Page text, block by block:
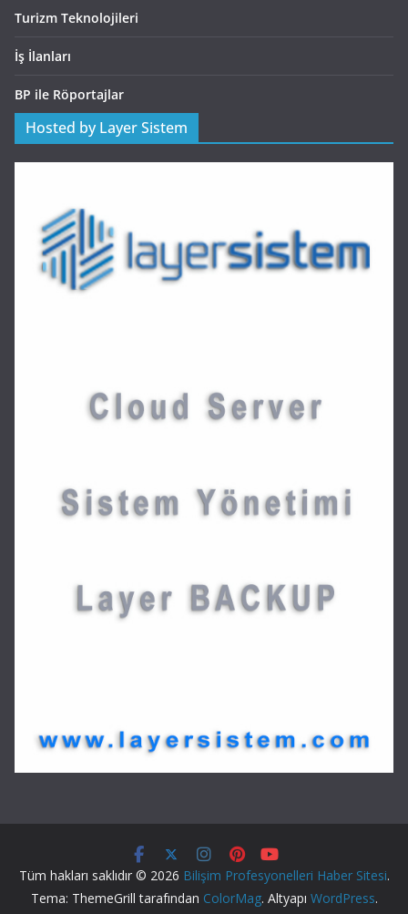
Turizm Teknolojileri
İş İlanları
BP ile Röportajlar
Hosted by Layer Sistem
Tüm hakları saklıdır © 2026 Bilişim Profesyonelleri Haber Sitesi.
Tema: ThemeGrill tarafından ColorMag. Altyapı WordPress.